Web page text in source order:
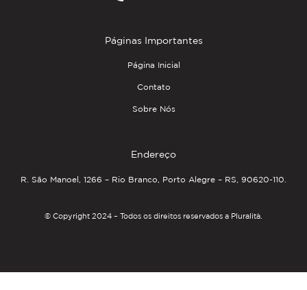
Páginas Importantes
Página Inicial
Contato
Sobre Nós
Endereço
R. São Manoel, 1266 – Rio Branco, Porto Alegre – RS, 90620-110.
© Copyright 2024 – Todos os direitos reservados a Pluralità.